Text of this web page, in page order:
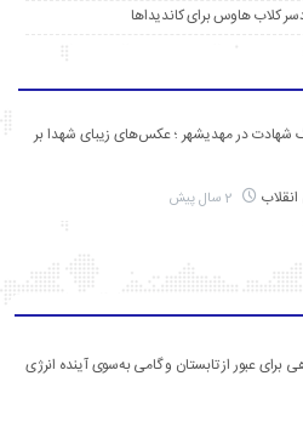
شهادت در مهدیشهر ؛ عکس‌های زیبای شهدا بر
برای عبور از تابستان و گامی به‌سوی آینده انرژی